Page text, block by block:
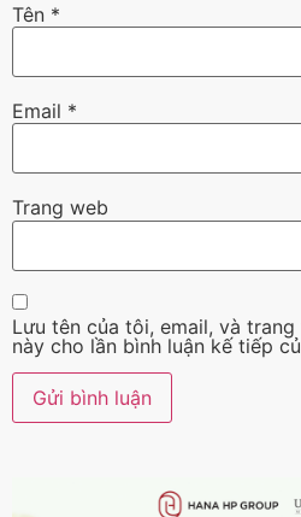
Tên *
Email *
Trang web
Lưu tên của tôi, email, và
này cho lần bình luận kế tiếp